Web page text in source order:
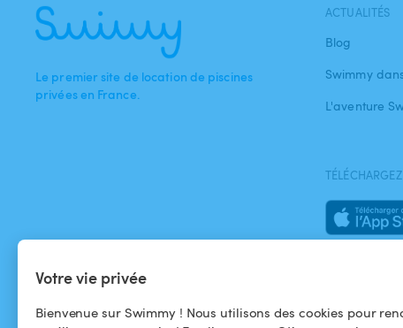
Votre vie privée
Bienvenue sur Swimmy ! Nous utilisons des cookies pour
Le premier site de location de piscines
privées en France.
ACTUALITÉS
Blog
Swimmy
L'aventure